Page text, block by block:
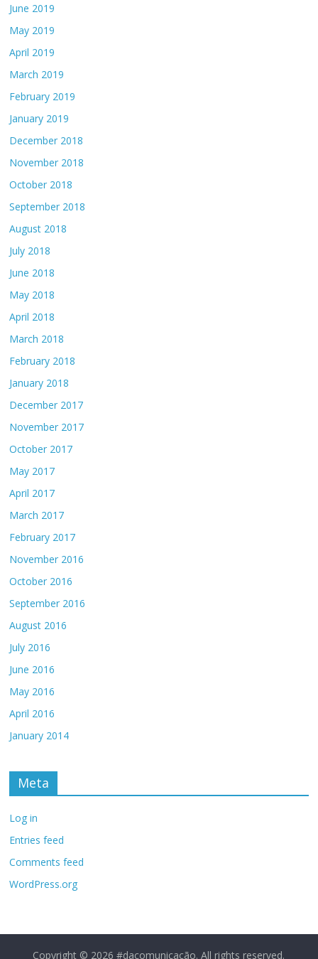
June 2019
May 2019
April 2019
March 2019
February 2019
January 2019
December 2018
November 2018
October 2018
September 2018
August 2018
July 2018
June 2018
May 2018
April 2018
March 2018
February 2018
January 2018
December 2017
November 2017
October 2017
May 2017
April 2017
March 2017
February 2017
November 2016
October 2016
September 2016
August 2016
July 2016
June 2016
May 2016
April 2016
January 2014
Meta
Log in
Entries feed
Comments feed
WordPress.org
Copyright © 2026#dacomunicação. All rights reserved.